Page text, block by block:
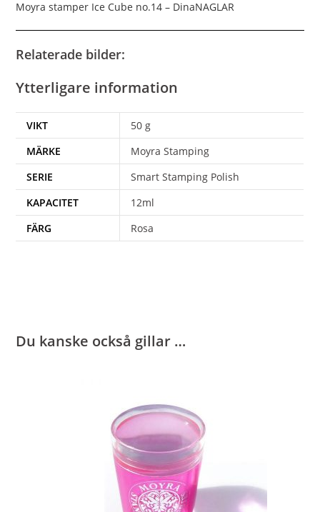
Moyra stamper Ice Cube no.14 – DinaNAGLAR
Relaterade bilder:
Ytterligare information
VIKT
50 g
MÄRKE
Moyra Stamping
SERIE
Smart Stamping Polish
KAPACITET
12ml
FÄRG
Rosa
Du kanske också gillar …